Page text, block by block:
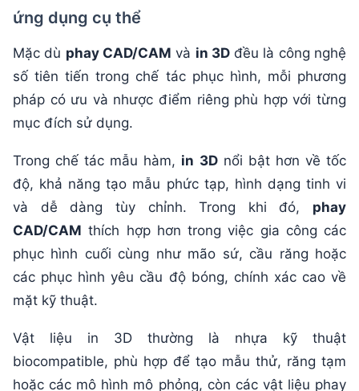
ứng dụng cụ thể
Mặc dù phay CAD/CAM và in 3Dđều là công nghệ
số tiên tiến trong chế tác phục hình, mỗi phương
pháp có ưu và nhược điểm riêng phù hợp với từng
mục đích sử dụng.
Trong chế tác mẫu hàm, in 3Dnổi bật hơn về tốc
độ, khả năng tạo mẫu phức tạp, hình dạng tinh vi
và dễ dàng tùy chỉnh. Trong khi đó, phay
CAD/CAM thích hợp hơn trong việc gia công các
phục hình cuối cùng như mão sứ, cầu răng hoặc
các phục hình yêu cầu độ bóng, chính xác cao về
mặt kỹ thuật.
Vật liệu in 3D thường là nhựa kỹ thuật
biocompatible, phù hợp để tạo mẫu thử, răng tạm
hoặc các mô hình mô phỏng, còn các vật liệu phay